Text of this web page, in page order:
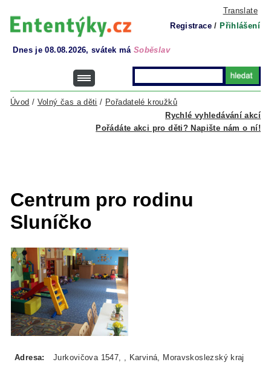
Translate
Registrace / Přihlášení
Dnes je 08.08.2026, svátek má Soběslav
Rychlé vyhledávání akcí
Úvod / Volný čas a děti / Pořadatelé kroužků
Pořádáte akci pro děti? Napište nám o ní!
Centrum pro rodinu
Sluníčko
Adresa:
Jurkovičova 1547, , Karviná, Moravskoslezský kraj